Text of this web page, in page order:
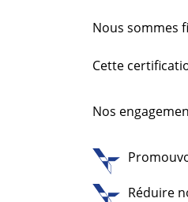
Nous sommes
Cette
Nos
Réduire